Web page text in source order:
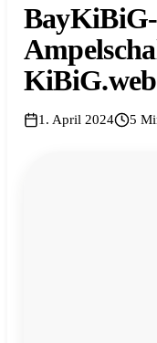
KiBiG.web
1. April 2024 5